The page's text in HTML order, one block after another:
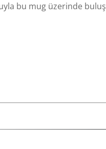
bu mug üzerinde